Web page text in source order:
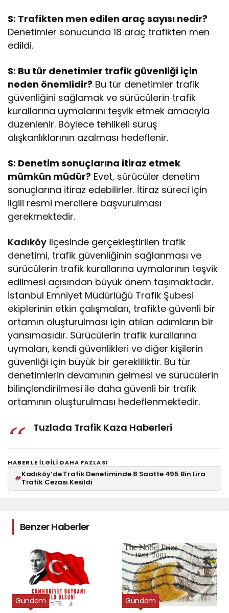
S: Trafikten men edilen araç sayısı nedir?
Denetimler sonucunda 18 araç trafikten men
edildi.
S: Bu tür denetimler trafik güvenliği için
neden önemlidir? Bu tür denetimler trafik
güvenliğini sağlamak ve sürücülerin trafik
kurallarına uymalarını teşvik etmek amacıyla
düzenlenir. Böylece tehlikeli sürüş
alışkanlıklarının azalması hedeflenir.
S: Denetim sonuçlarına itiraz etmek
mümkün müdür? Evet, sürücüler denetim
sonuçlarına itiraz edebilirler. İtiraz süreci için
ilgili resmi mercilere başvurulması
gerekmektedir.
Kadıköy ilçesinde gerçekleştirilen trafik
denetimi, trafik güvenliğinin sağlanması ve
sürücülerin trafik kurallarına uymalarının teşvik
edilmesi açısından büyük önem taşımaktadır.
İstanbul Emniyet Müdürlüğü Trafik Şubesi
ekiplerinin etkin çalışmaları, trafikte güvenli bir
ortamın oluşturulması için atılan adımların bir
yansımasıdır. Sürücülerin trafik kurallarına
uymaları, kendi güvenlikleri ve diğer kişilerin
güvenliği için büyük bir gerekliliktir. Bu tür
denetimlerin devamının gelmesi ve sürücülerin
bilinçlendirilmesi ile daha güvenli bir trafik
ortamının oluşturulması hedeflenmektedir.
Tuzlada Trafik Kaza Haberleri
HABERLE ILGILI DAHA FAZLASI
#Kadıköy’de Trafik Denetiminde 8 Saatte 495 Bin Lira
Trafik Cezası Kesildi
Benzer Haberler
Gündem Gündem